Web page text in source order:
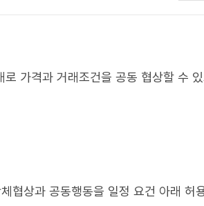
가격과 거래조건을 공동 협상할 수
협상과 공동행동을 일정 요건 아래 허